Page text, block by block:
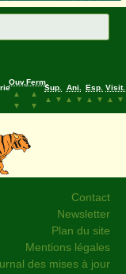
Ouv.
▲
▼
Ferm.
▲
▼
Sup.
▲
▼
Ani.
▲
▼
Esp.
▲
▼
Visit.
▲
▼
Contact
Newsletter
Plan du site
Mentions légales
des mises à jour